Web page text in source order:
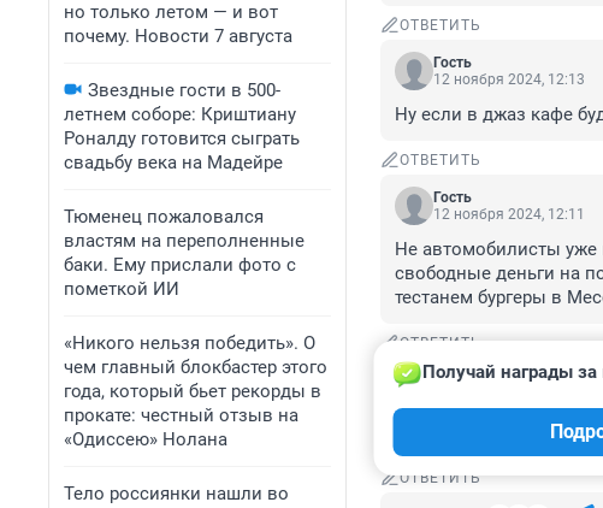
но только летом — и вот
почему. Новости 7 августа
Звездные гости в 500-
летнем соборе: Криштиану
Роналду готовится сыграть
свадьбу века на Мадейре
Тюменец пожаловался
властям на переполненные
баки. Ему прислали фото с
пометкой ИИ
«Никого нельзя победить». О
чем главный блокбастер этого
года, который бьет рекорды в
прокате: честный отзыв на
«Одиссею» Нолана
Тело россиянки нашли во
ОТВЕТИТЬ
Гость
12 ноября 2024, 12:13
Ну если в джаз кафе
ОТВЕТИТЬ
Гость
12 ноября 2024, 12:11
Не автомобилисты уже
свободные деньги на
тестанем бургеры в
ОТВЕТИТЬ
Гость
Цены на заправках
ОТВЕТИТЬ
Получай награды